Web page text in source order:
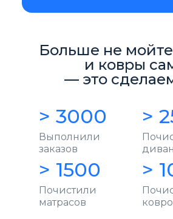
Больше не
и ковры
–– это
> 3000 >
> 1500 >
Выполнили
заказов
Почистили
матрасов